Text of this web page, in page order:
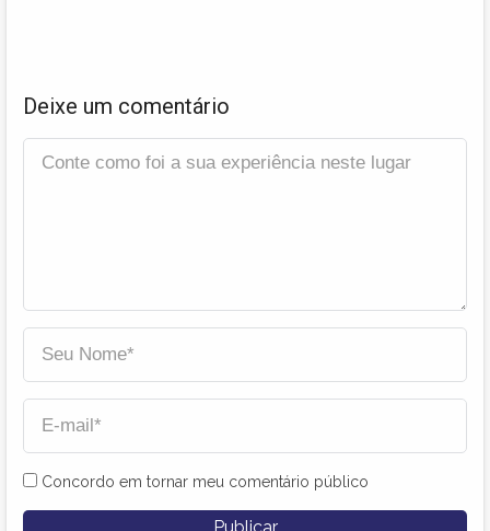
Deixe um comentário
Concordo em tornar meu comentário público